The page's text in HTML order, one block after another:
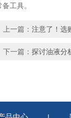
备工具。
上一篇： 注意了！选
下一篇： 探讨油液分